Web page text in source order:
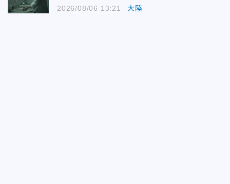
2026/08/06 13:21 大陸